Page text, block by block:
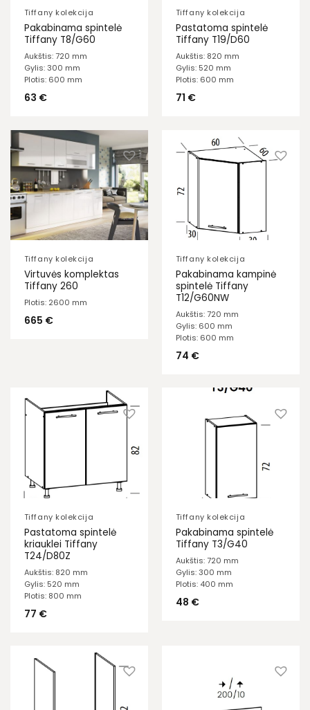
Tiffany kolekcija
Pakabinama spintelė
Tiffany T8/G60
Aukštis: 720 mm
Gylis: 300 mm
Plotis: 600 mm
63 €
Tiffany kolekcija
Pastatoma spintelė
Tiffany T19/D60
Aukštis: 820 mm
Gylis: 520 mm
Plotis: 600 mm
71 €
Tiffany kolekcija
Virtuvės komplektas
Tiffany 260
Plotis: 2600 mm
665 €
Tiffany kolekcija
Pakabinama kampinė
spintelė Tiffany
T12/G60NW
Aukštis: 720 mm
Gylis: 600 mm
Plotis: 600 mm
74 €
Tiffany kolekcija
Pastatoma spintelė
kriauklei Tiffany
T24/D80Z
Aukštis: 820 mm
Gylis: 520 mm
Plotis: 800 mm
77 €
Tiffany kolekcija
Pakabinama spintelė
Tiffany T3/G40
Aukštis: 720 mm
Gylis: 300 mm
Plotis: 400 mm
48 €